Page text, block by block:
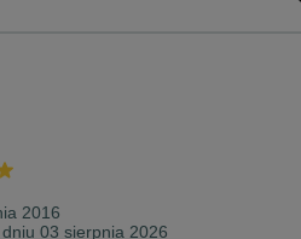
2016
03 sierpnia 2026